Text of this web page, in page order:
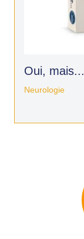
Oui, mais...
Neurologie